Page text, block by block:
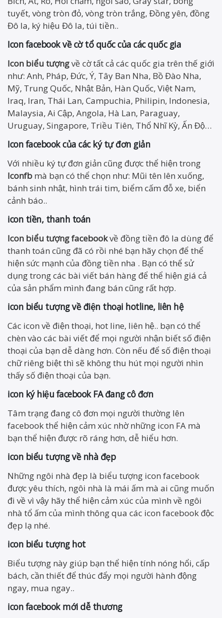
tuyết, vòng tròn đỏ, vòng tròn trắng, Đồng yên, đồng
Đô la, ký hiệu Đô la, túi tiền..
Icon facebook về cờ tổ quốc của các quốc gia
Icon biểu tượngvề cờ tất cả các quốc gia trên thế giới
như: Anh, Pháp, Đức, Ý, Tây Ban Nha, Bồ Đào Nha,
Mỹ, Trung Quốc, Nhật Bản, Hàn Quốc, Việt Nam,
Iraq, Iran, Thái Lan, Campuchia, Philipin, Indonesia,
Malaysia, Ai Cập, Angola, Hà Lan, Paraguay,
Uruguay, Singapore, Triều Tiên, Thổ Nhĩ Kỳ, Ấn Độ…
Icon facebook của các ký tự đơn giản
Với nhiều ký tự đơn giản cũng được thể hiện trong
Iconfb mà bạn có thể chọn như: Mũi tên lên xuống,
bánh sinh nhật, hình trái tim, biểm cấm đỗ xe, biển
cảnh báo..
icon tiền, thanh toán
Icon biểu tượng facebookvề đồng tiền đô la dùng để
thanh toán cũng đã có rồi nhé bạn hãy chọn để thể
hiện sức mạnh của đồng tiền nha . Bạn có thể sử
dụng trong các bài viết bán hàng để thể hiện giá cả
của sản phẩm mình đang bán cũng rất hợp.
icon biểu tượng về điện thoại hotline, liên hệ
Các icon về điện thoại, hot line, liên hệ.. bạn có thể
chèn vào các bài viết để mọi người nhận biết số điện
thoại của bạn dễ dàng hơn. Còn nếu để số điện thoại
chữ riêng biệt thì sẽ không thu hút mọi người nhìn
thấy số điện thoại của bạn.
icon ký hiệu facebookFA đang cô đơn
Tâm trạng đang cô đơn mọi người thường lên
facebook thể hiện cảm xúc nhờ những icon FA mà
bạn thể hiện được rõ ráng hơn, dễ hiểu hơn.
icon biểu tượng về nhà đẹp
Những ngôi nhà đẹp là biểu tượng icon facebook
được yêu thích, ngôi nhà là mái ấm mà ai cũng muốn
đi về vì vậy hãy thể hiện cảm xúc của mình về ngôi
nhà tổ ấm của mình thông qua các icon facebook độc
đẹp lạ nhé.
icon biểu tượng hot
Biểu tượng này giúp bạn thể hiện tính nóng hổi, cấp
bách, cần thiết để thúc đẩy mọi người hành động
ngay, mua ngay..
icon facebookmới dễ thương